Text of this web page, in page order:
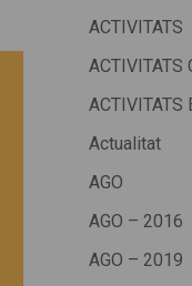
ACTIVITATS
ACTIVITATS
ACTIVITATS
Actualitat
AGO
AGO – 2016
AGO – 2019